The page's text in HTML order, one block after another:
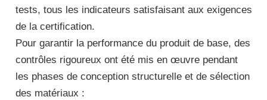
tests, tous les indicateurs satisfaisant aux exigences
de la certification.
Pour garantir la performance du produit de base, des
contrôles rigoureux ont été mis en œuvre pendant
les phases de conception structurelle et de sélection
des matériaux :